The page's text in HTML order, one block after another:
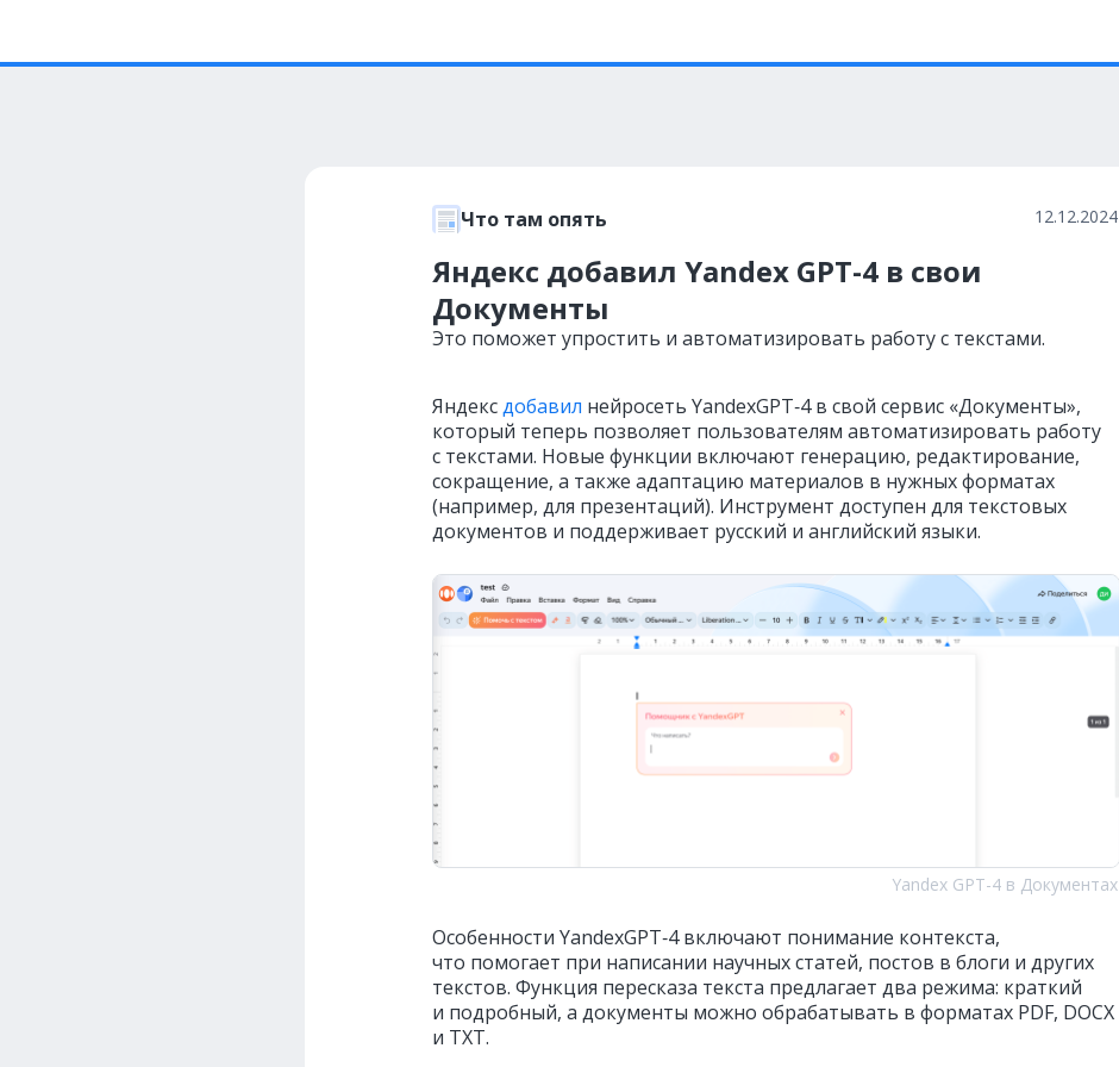
Что там опять 12.12.2024
Яндекс добавил Yandex GPT-4 в свои
Документы
Это поможет упростить и автоматизировать работу с текстами.
Яндексдобавил нейросеть YandexGPT‑4 в свой сервис «Документы»,
который теперь позволяет пользователям автоматизировать работу
с текстами. Новые функции включают генерацию, редактирование,
сокращение, а также адаптацию материалов в нужных форматах
(например, для презентаций). Инструмент доступен для текстовых
документов и поддерживает русский и английский языки.
Yandex GPT-4 в Документах
Особенности YandexGPT‑4 включают понимание контекста,
что помогает при написании научных статей, постов в блоги и других
текстов. Функция пересказа текста предлагает два режима: краткий
и подробный, а документы можно обрабатывать в форматах PDF, DOCX
и TXT.